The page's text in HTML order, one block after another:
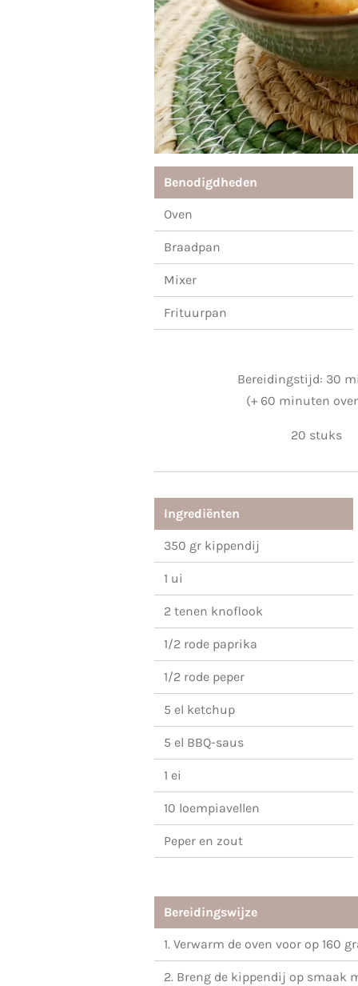
Benodigdheden
Oven
Braadpan
Mixer
Frituurpan
Bereidingstijd: 30
(+ 60 minuten
20 stuks
Ingrediënten
350 gr kippendij
1 ui
2 tenen knoflook
1/2 rode paprika
1/2 rode peper
5 el ketchup
5 el BBQ-saus
1 ei
10 loempiavellen
Peper en zout
Bereidingswijze
1. Verwarm de oven voor op 160
2. Breng de kippendij op smaak